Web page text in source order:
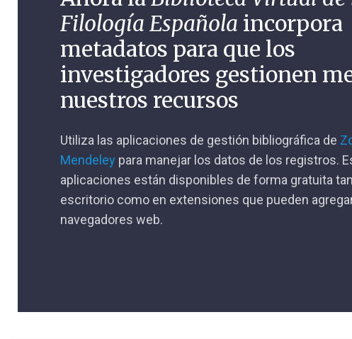
Filología Española incorpora
metadatos para que los
investigadores gestionen
nuestros recursos
Utiliza las aplicaciones de gestión bibliográfica de
Mendeley para manejar los datos de los registros.
aplicaciones están disponibles de forma gratuita
escritorio como en extensiones que pueden
navegadores web.